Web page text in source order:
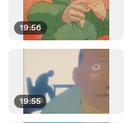
19:56
19:55